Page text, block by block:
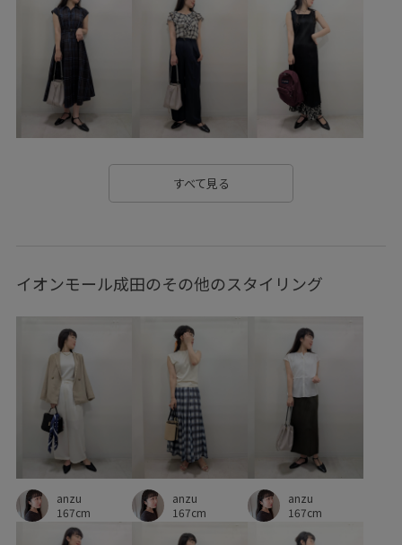
RP26SS_goods RP_champion別注 RP_TS0526
Tシャツ こなれ感 さりげないアクセント
ちゃんとプラスかわいい保証 アメカジ
カジュアル カレッジロゴ カレッジロゴ_pic26SS
コットン コントラスト
サテン サンダル シャツ
スペシャルアイテム スポーティ セットアップ
セットアップ対象商品 ツイル生地 デニムに合わせる
デニムスカート トレンチコート トレンド
トレンド感 フレアスリーブ ベスト
マニッシュ メリハリ リラックス感
リンクコーデ ロゴプリント
ロングスカート ワンピース ヴィンテージ
ヴィンテージ感 伸縮性 別注アイテム
すべて見る
イオンモール成田のその他のスタイリング
anzu
167cm
anzu
167cm
anzu
167cm